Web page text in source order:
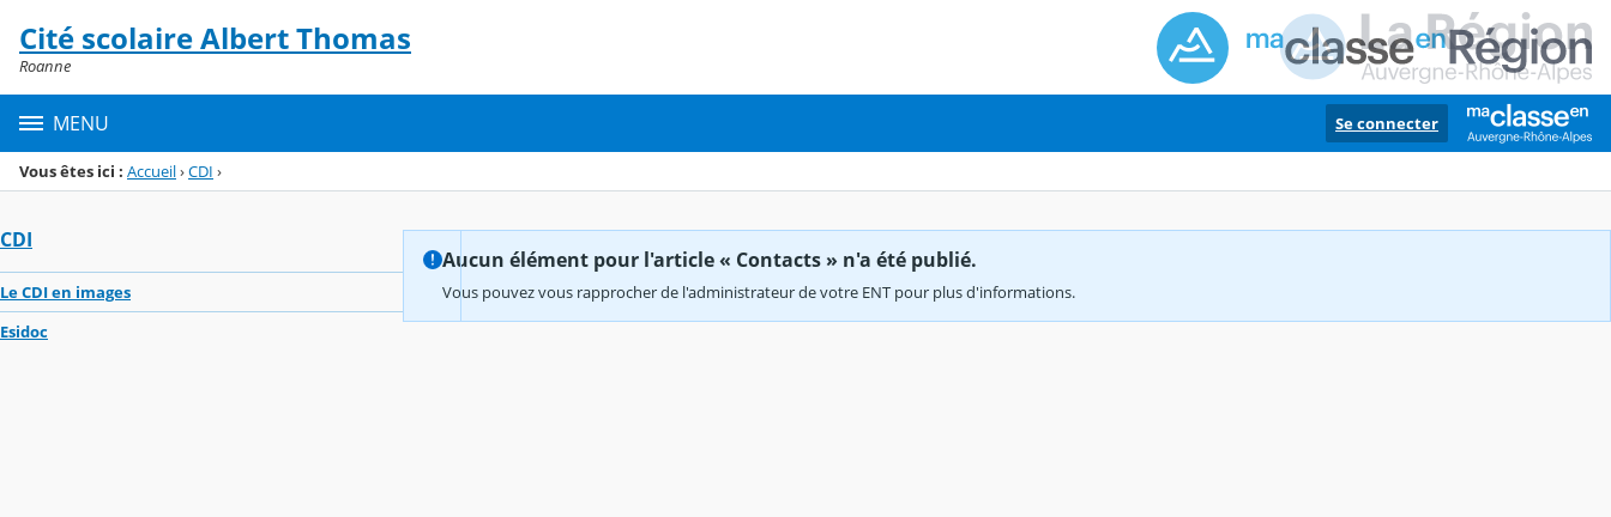
Menu de la rubrique
Contenu
Cité scolaire Albert Thomas
Roanne
MENU Se connecter
Vous êtes ici : Accueil›CDI ›
CDI
Le CDI en images
Esidoc
Aucun élément pour l'article « Contacts » n'a été publié.
Vous pouvez vous rapprocher de l'administrateur de votre ENT pour plus d'informations.